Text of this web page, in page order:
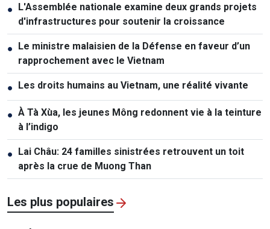
● L'Assemblée nationale examine deux grands projets
d'infrastructures pour soutenir la croissance
● Le ministre malaisien de la Défense en faveur d’un
rapprochement avec le Vietnam
● Les droits humains au Vietnam, une réalité vivante
● À Tà Xùa, les jeunes Mông redonnent vie à la teinture
à l’indigo
● Lai Châu: 24 familles sinistrées retrouvent un toit
après la crue de Muong Than
Les plus populaires